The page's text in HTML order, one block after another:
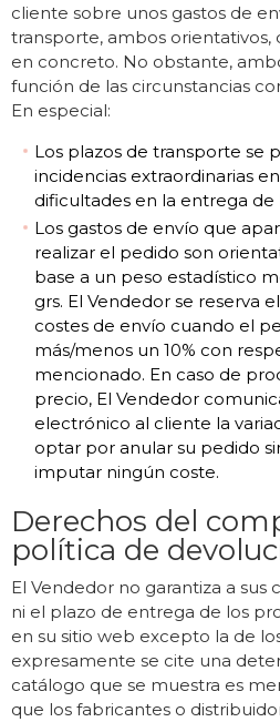
cliente sobre unos gastos de
transporte, ambos orientativos,
en concreto. No obstante,
función de las circunstancias
En especial:
Los plazos de transporte se
incidencias extraordinarias
dificultades en la entrega de
Los gastos de envío que
realizar el pedido son
base a un peso estadístico
grs. El Vendedor se reserva
costes de envío cuando el
más/menos un 10% con
mencionado. En caso de
precio, El Vendedor
electrónico al cliente la
optar por anular su pedido
imputar ningún coste.
Derechos del
política de
El Vendedor no garantiza a sus
ni el plazo de entrega de los
en su sitio web excepto la de
expresamente se cite una
catálogo que se muestra es
que los fabricantes o